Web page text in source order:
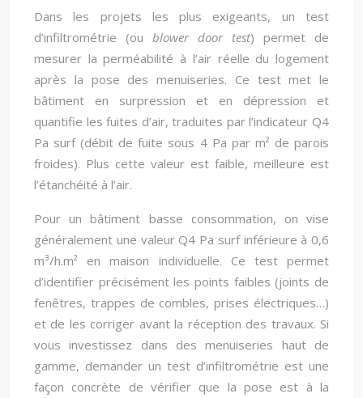
Dans les projets les plus exigeants, un test
d’infiltrométrie (ou blower door test) permet de
mesurer la perméabilité à l’air réelle du logement
après la pose des menuiseries. Ce test met le
bâtiment en surpression et en dépression et
quantifie les fuites d’air, traduites par l’indicateur Q4
Pa surf (débit de fuite sous 4 Pa par m² de parois
froides). Plus cette valeur est faible, meilleure est
l’étanchéité à l’air.
Pour un bâtiment basse consommation, on vise
généralement une valeur Q4 Pa surf inférieure à 0,6
m³/h.m² en maison individuelle. Ce test permet
d’identifier précisément les points faibles (joints de
fenêtres, trappes de combles, prises électriques…)
et de les corriger avant la réception des travaux. Si
vous investissez dans des menuiseries haut de
gamme, demander un test d’infiltrométrie est une
façon concrète de vérifier que la pose est à la